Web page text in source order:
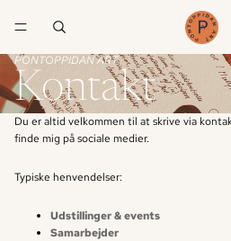
PONTOPPIDAN ART
Kontakt
Du er altid velkommen til at skrive via
finde mig på sociale medier.
Typiske henvendelser:
Udstillinger & events
Samarbejder